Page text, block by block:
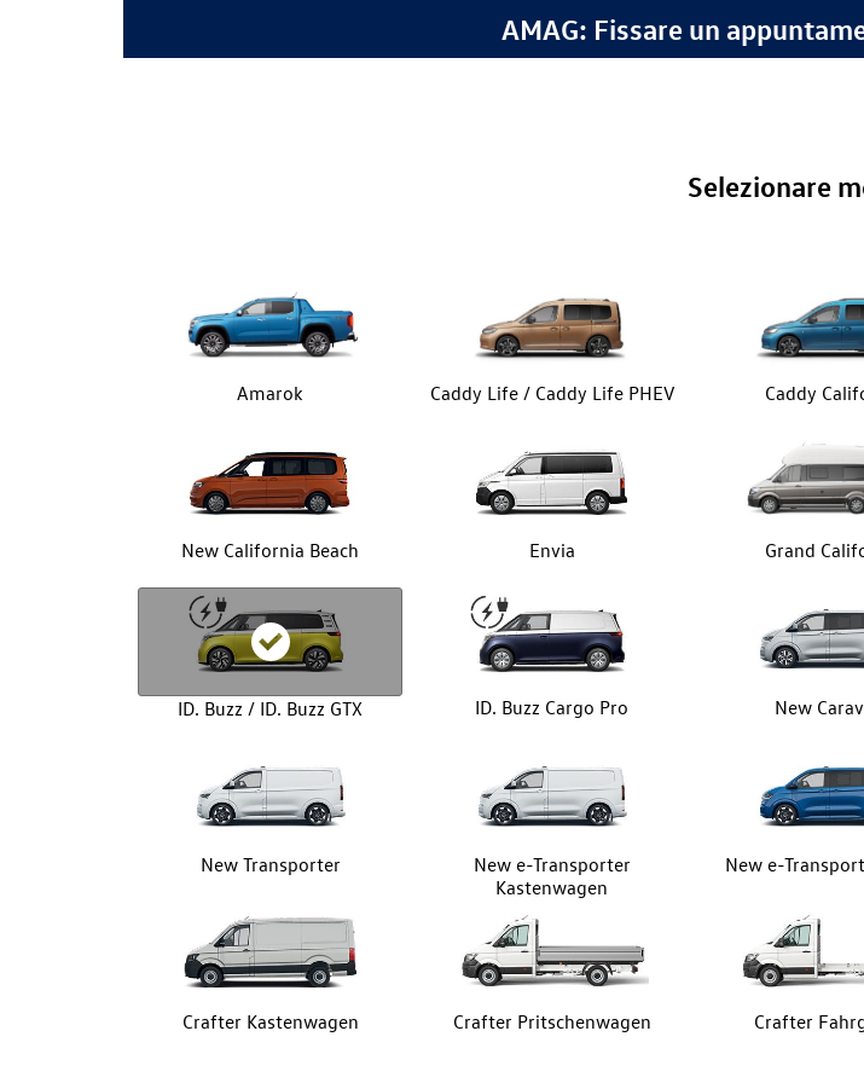
AMAG: Fissare un
Selezionare
Amarok Caddy Life / Caddy Life PHEV Caddy
New California Beach Envia Grand
ID. Buzz / ID. Buzz GTX ID. Buzz Cargo Pro New
New Transporter
New e-Transporter
Kastenwagen
New e-
Crafter Kastenwagen Crafter Pritschenwagen Crafter